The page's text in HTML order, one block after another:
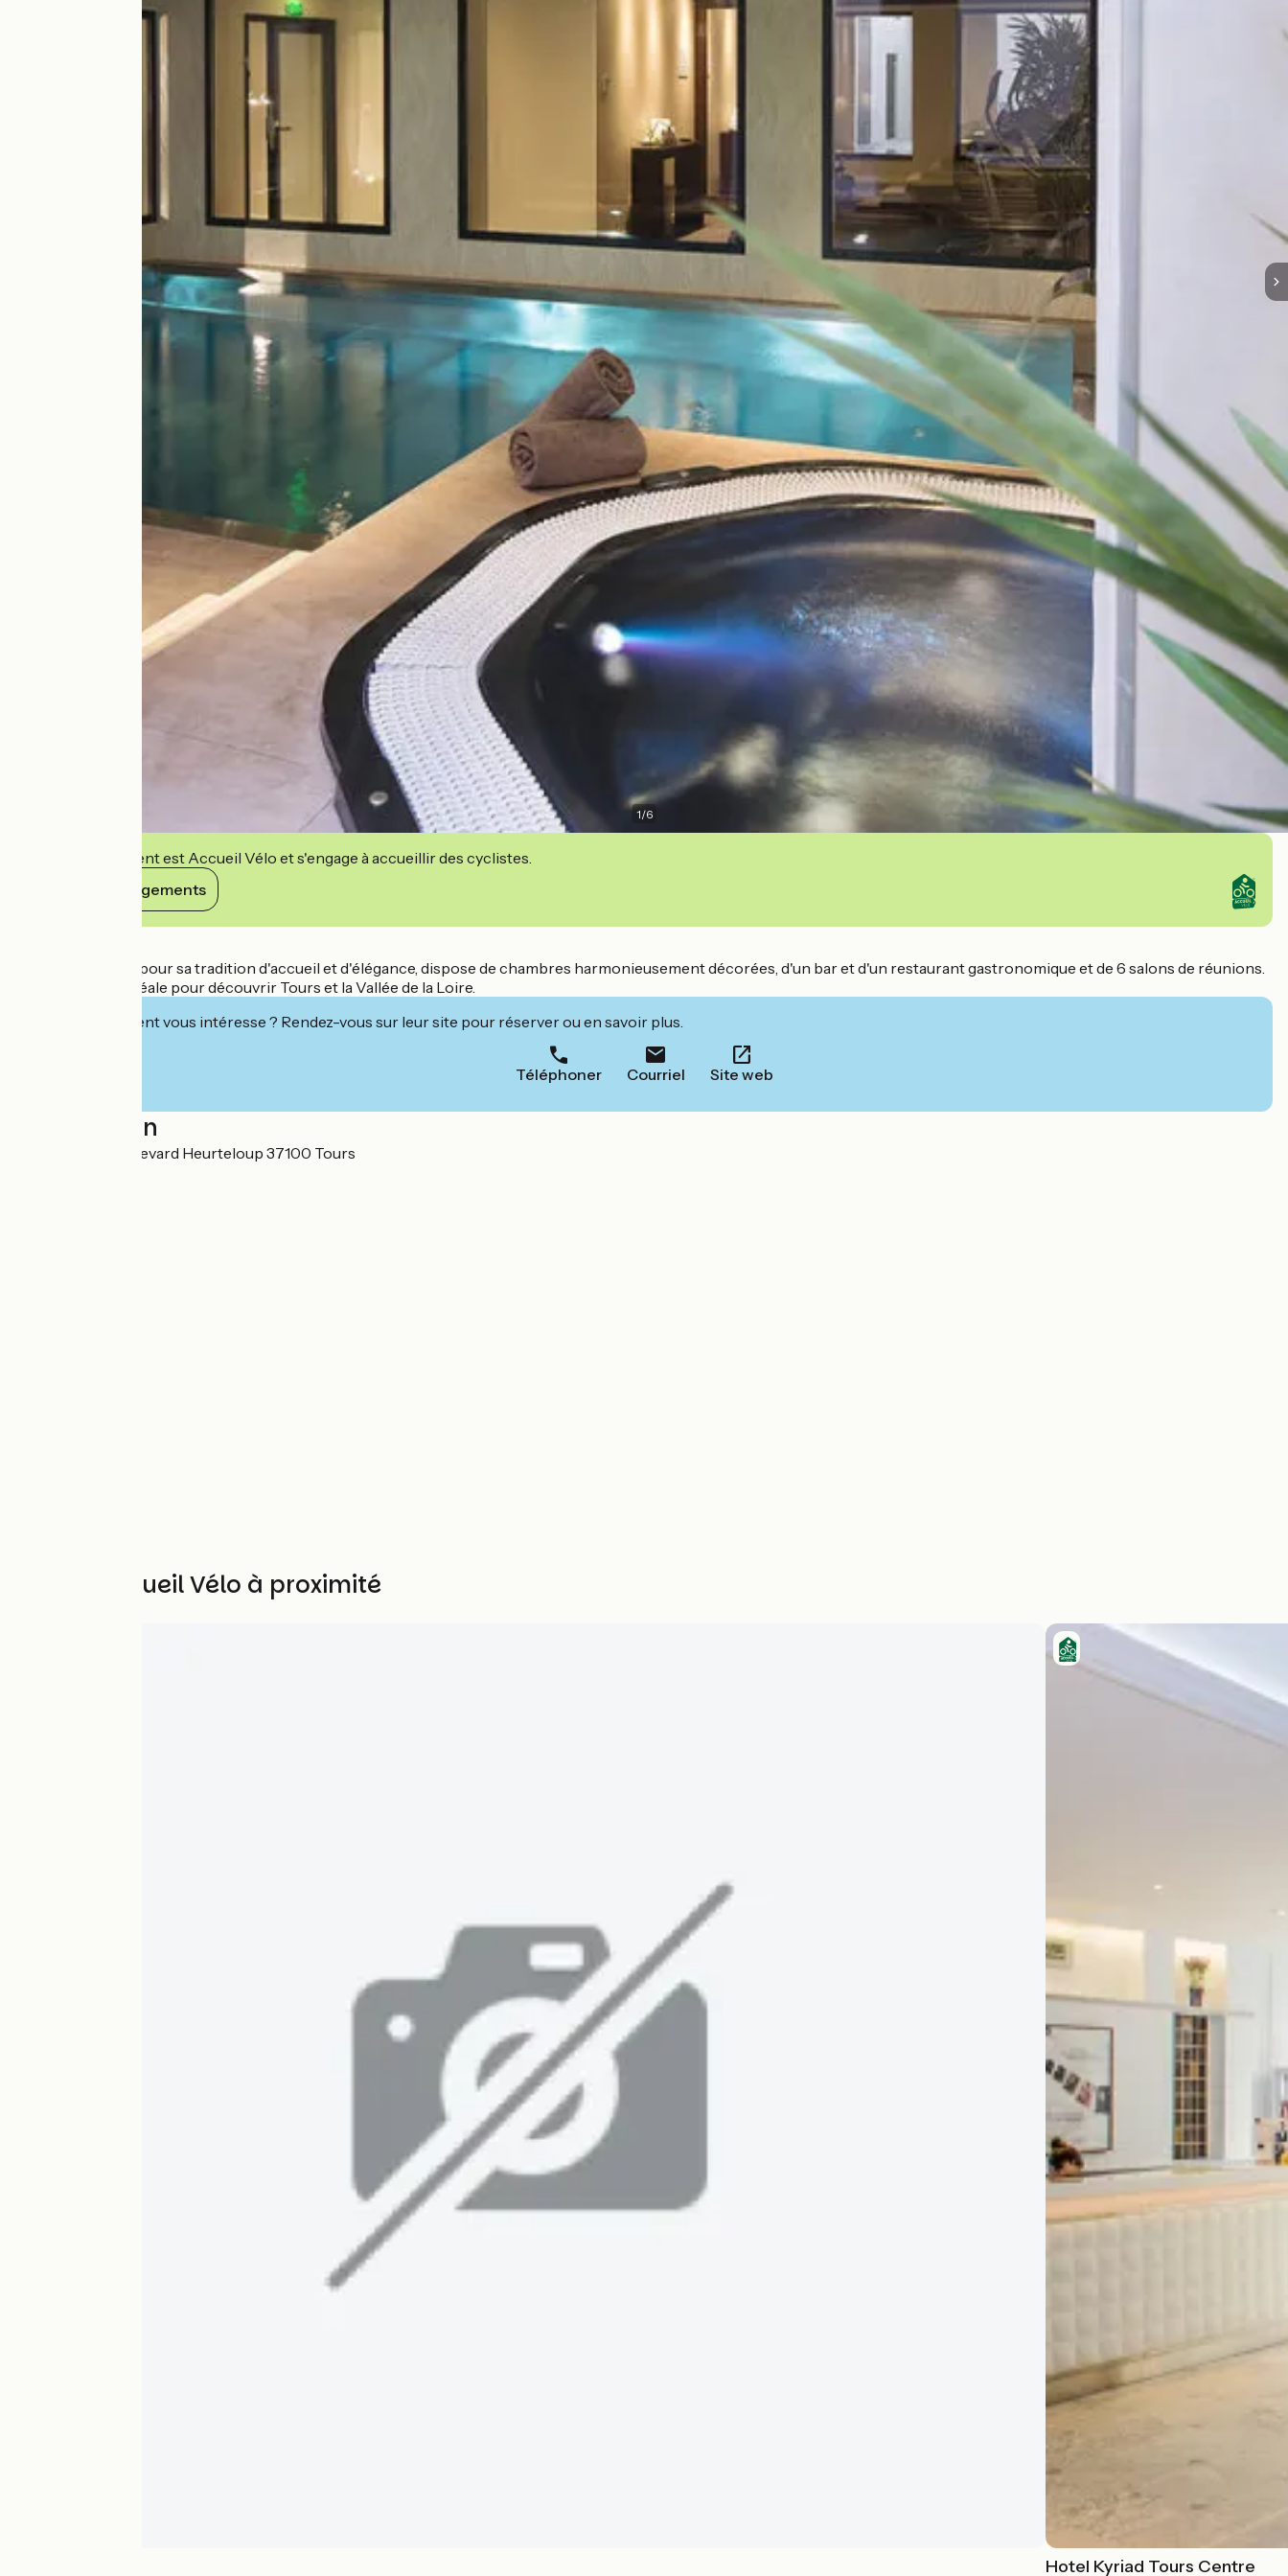
1/6
Cet établissement est Accueil Vélo et s'engage à accueillir des cyclistes.
Voir ses engagements
L'Univers, réputé pour sa tradition d'accueil et d'élégance, dispose de chambres harmonieusement décorées, d'un bar et d'un restaurant gastronomique et de 6 salons de réunions.
C'est une étape idéale pour découvrir Tours et la Vallée de la Loire.
Cet établissement vous intéresse ? Rendez-vous sur leur site pour réserver ou en savoir plus.
Téléphoner Courriel Site web
Localisation
SAS SHDU 5 boulevard Heurteloup 37100 Tours
Autres Accueil Vélo à proximité
Hotel Kyriad Tours Centre